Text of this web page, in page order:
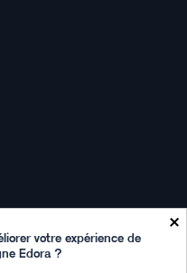
×
votre expérience de
Edora ?